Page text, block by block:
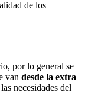
de los
por lo general se
van desde la extra
necesidades del